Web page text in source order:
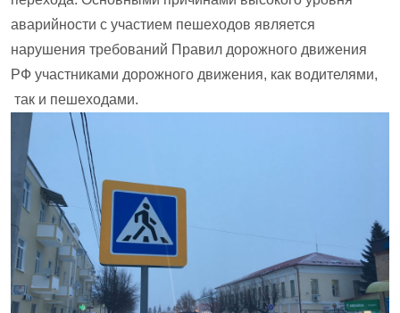
аварийности с участием пешеходов является
нарушения требований Правил дорожного движения
РФ участниками дорожного движения, как водителями,
так и пешеходами.